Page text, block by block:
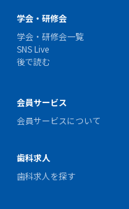
学会・研修会
学会・研修会一覧
SNS Live
後で読む
会員サービス
会員サービスについて
歯科求人
歯科求人を探す